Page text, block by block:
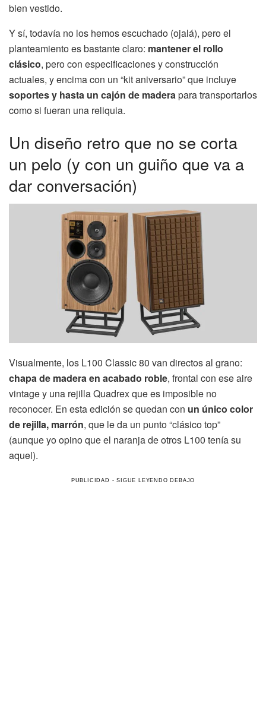
bien vestido.
Y sí, todavía no los hemos escuchado (ojalá), pero el
planteamiento es bastante claro: mantener el rollo
clásico, pero con especificaciones y construcción
actuales, y encima con un “kit aniversario” que incluye
soportes y hasta un cajón de maderapara transportarlos
como si fueran una reliquia.
Un diseño retro que no se corta
un pelo (y con un guiño que va a
dar conversación)
Visualmente, los L100 Classic 80 van directos al grano:
chapa de madera en acabado roble, frontal con ese aire
vintage y una rejilla Quadrex que es imposible no
reconocer. En esta edición se quedan con un único color
de rejilla, marrón, que le da un punto “clásico top”
(aunque yo opino que el naranja de otros L100 tenía su
aquel).